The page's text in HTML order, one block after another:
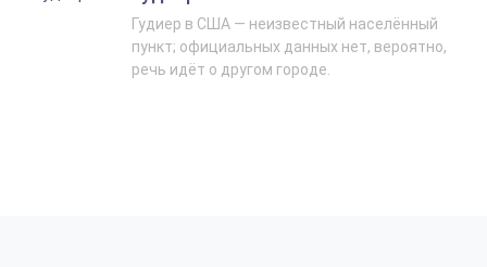
Гудиер в США — неизвестный населённый
пункт; официальных данных нет, вероятно,
речь идёт о другом городе.